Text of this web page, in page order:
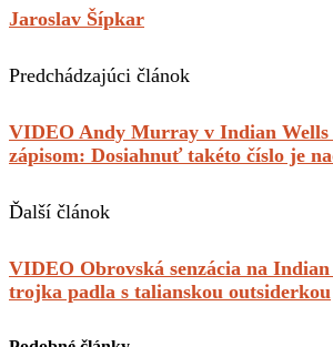
Jaroslav Šípkar
Predchádzajúci článok
VIDEO Andy Murray v Indian Wells
zápisom: Dosiahnuť takéto číslo je
Ďalší článok
VIDEO Obrovská senzácia na
trojka padla s talianskou outsiderkou